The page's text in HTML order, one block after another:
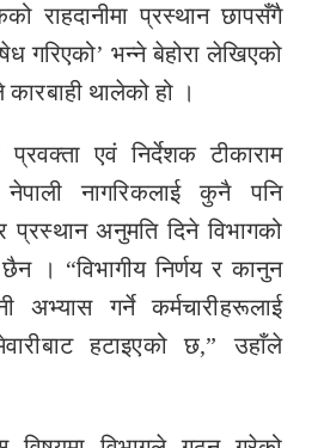
राहदानीमा प्रस्थान छापसँगै
गरिएको’ भन्ने बेहोरा लेखिएको
थालेको हो ।
प्रवक्ता एवं निर्देशक टीकाराम
नागरिकलाई कुनै पनि
प्रस्थान अनुमति दिने विभागको
। “विभागीय निर्णय र कानुन
अभ्यास गर्ने कर्मचारीहरूलाई
हटाइएको छ,” उहाँले